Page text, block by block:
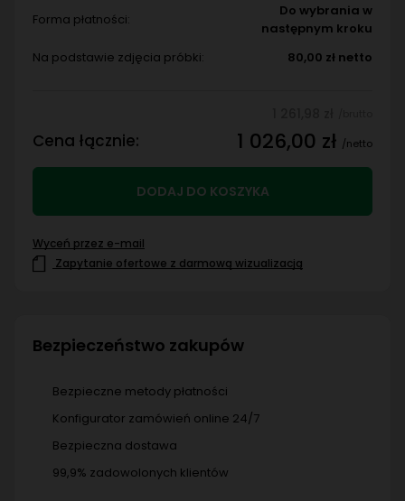
Forma płatności:
Do wybrania w
następnym kroku
Na podstawie zdjęcia próbki:
80,00 zł netto
Cena łącznie: 1 026,00 zł /netto
DODAJ DO KOSZYKA
Wyceń przez e-mail
Zapytanie ofertowe z darmową wizualizacją
Bezpieczeństwo zakupów
Bezpieczne metody płatności
Konfigurator zamówień online 24/7
Bezpieczna dostawa
99,9% zadowolonych klientów